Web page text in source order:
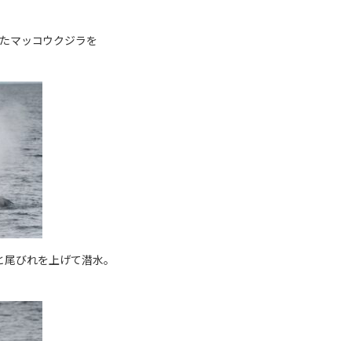
マッコウクジラを
びれを上げて潜水。